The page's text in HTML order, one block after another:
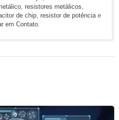
resistores metálicos
de chip resistor de potência e
em Contato